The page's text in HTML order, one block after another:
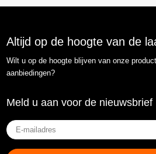
Altijd op de hoogte van de
Wilt u op de hoogte blijven van onze
aanbiedingen?
Meld u aan voor de nieuwsbrief
E-
mailadres
(Vereist)